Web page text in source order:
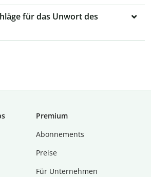
für das Unwort des
Premium
Abon­ne­ments
Preise
Für Unternehmen